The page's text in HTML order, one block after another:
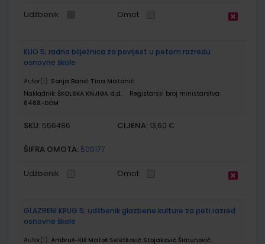
Udžbenik Omot
KLIO 5; radna bilježnica za povijest u petom razredu
osnovne škole
Autor(i): Sonja Banić Tina Matanić
Nakladnik: ŠKOLSKA KNJIGA d.d.
Registarski broj ministarstva:
6468-DOM
SKU: 556486 CIJENA: 13,60 €
ŠIFRA OMOTA: 500177
Udžbenik Omot
GLAZBENI KRUG 5; udžbenik glazbene kulture za peti razred
osnovne škole
Autor(i): Ambruš-Kiš Matoš Seletković Stojaković Šimunović